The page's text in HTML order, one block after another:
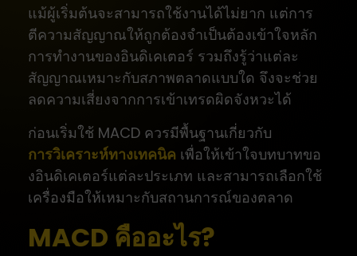
แม้ผู้เริ่มต้นจะสามารถใช้งานได้ไม่ยาก แต่การ
ตีความสัญญาณให้ถูกต้องจำเป็นต้องเข้าใจหลัก
การทำงานของอินดิเคเตอร์ รวมถึงรู้ว่าแต่ละ
สัญญาณเหมาะกับสภาพตลาดแบบใด จึงจะช่วย
ลดความเสี่ยงจากการเข้าเทรดผิดจังหวะได้
ก่อนเริ่มใช้ MACD ควรมีพื้นฐานเกี่ยวกับ
การวิเคราะห์ทางเทคนิค เพื่อให้เข้าใจบทบาทขอ
งอินดิเคเตอร์แต่ละประเภท และสามารถเลือกใช้
เครื่องมือให้เหมาะกับสถานการณ์ของตลาด
MACD คืออะไร?